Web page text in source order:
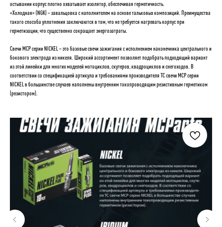
остывании корпус плотно охватывает изолятор, обеспечивая герметичность.
«Холодная» (NGK) – завальцовка с наполнителем на основе тальковых композиций. Преимущества
такого способа уплотнения заключаются в том, что не требуется нагревать корпус при
герметизации, что существенно сокращает энергозатраты.
Свечи MCP серии NICKEL – это базовые свечи зажигания с исполнением наконечника центрального и
бокового электрода из никеля. Широкий ассортимент позволяет подобрать подходящий вариант
из этой линейки для многих моделей мотоциклов, скутеров, квадроциклов и снегоходов. В
соответствии со спецификацией артикула и требованиями производителя ТС свечи MCP серии
NICKEL в большинстве случаев наполнены внутренним токопроводящим резистивным герметиком
(резистором).